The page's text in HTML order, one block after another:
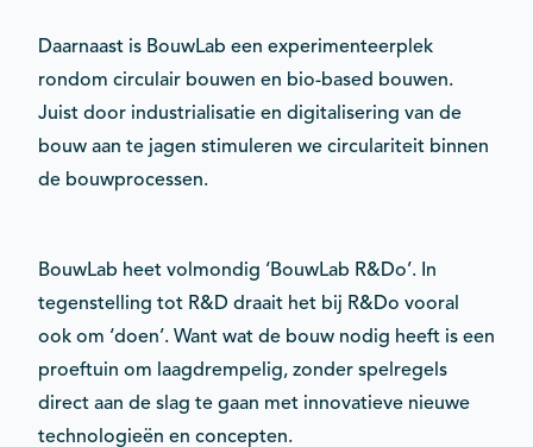
Daarnaast is BouwLab een experimenteerplek
rondom circulair bouwen en bio-based bouwen.
Juist door industrialisatie en digitalisering van de
bouw aan te jagen stimuleren we circulariteit binnen
de bouwprocessen.
BouwLab heet volmondig ‘BouwLab R&Do’. In
tegenstelling tot R&D draait het bij R&Do vooral
ook om ‘doen’. Want wat de bouw nodig heeft is een
proeftuin om laagdrempelig, zonder spelregels
direct aan de slag te gaan met innovatieve nieuwe
technologieën en concepten.